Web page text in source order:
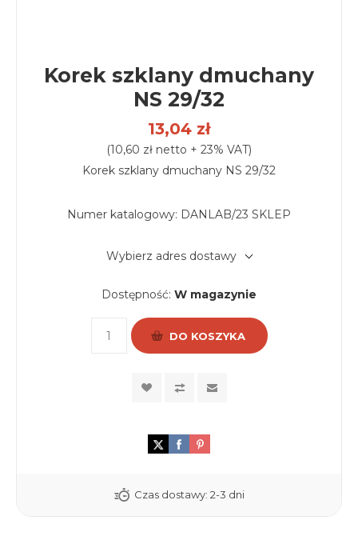
Korek szklany dmuchany
NS 29/32
13,04 zł
(10,60 zł netto + 23% VAT)
Korek szklany dmuchany NS 29/32
Numer katalogowy: DANLAB/23 SKLEP
Wybierz adres dostawy
Dostępność: W magazynie
DO KOSZYKA
Czas dostawy: 2-3 dni